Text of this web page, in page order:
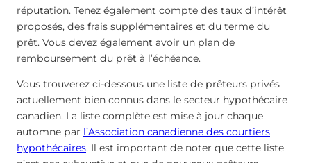
réputation. Tenez également compte des taux d’intérêt
proposés, des frais supplémentaires et du terme du
prêt. Vous devez également avoir un plan de
remboursement du prêt à l’échéance.
Vous trouverez ci-dessous une liste de prêteurs privés
actuellement bien connus dans le secteur hypothécaire
canadien. La liste complète est mise à jour chaque
automne par l’Association canadienne des courtiers
hypothécaires. Il est important de noter que cette liste